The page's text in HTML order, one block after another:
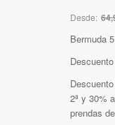
Desde:
Bermuda
2ª y 30%
prendas